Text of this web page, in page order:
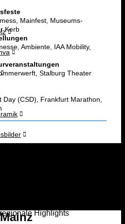
Mainfest, Museums-
Kerb
Ambiente, IAA Mobility,
Stalburg Theater
Day (CSD), Frankfurt Marathon,
Highlights
Mainz